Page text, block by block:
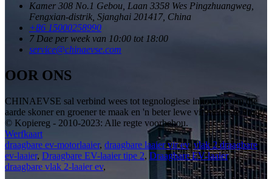
Kamer 308 No.1 Gebou, Laan 3358 Wes Pingzhuangweg,
Fengxian-distrik, Sjanghai 201417, China
+86 15000258990
7 Dae per week van 10:00 tot 18:00
service@chinaevse.com
OOR ONS
CHINAEVSE sal verbind wees tot tegnologiese innovasie om die
aarde skoner en groener te maak en 'n beter lewe vir mense te bring!
© Kopiereg - 2010-2023: Alle regte voorbehou.
Werfkaart
draagbare ev-motorlaaier, draagbare laaier vir ev, vlak 2 draagbare
ev-laaier, Draagbare EV-laaier tipe 2, Draagbare EV-laaier,
draagbare vlak 2-laaier ev,